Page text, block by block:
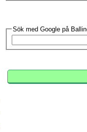
Sök med Google på